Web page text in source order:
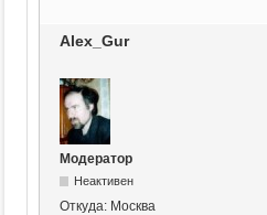
Alex_Gur
Модератор
Неактивен
Откуда: Москва